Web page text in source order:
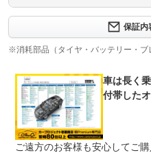
上限金額 -
免責金 無し
保証修理
受付先
-
保証内
※消耗部品（タイヤ・バッテリー・ブ
車は長く
付帯した
ご遠方のお客様も安心してご